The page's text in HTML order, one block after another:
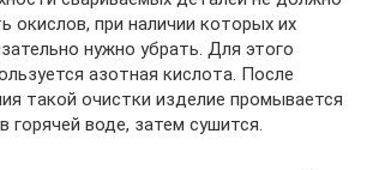
окислов, при наличии которых их
нужно убрать. Для этого
азотная кислота. После
такой очистки изделие промывается
в горячей воде, затем сушится.